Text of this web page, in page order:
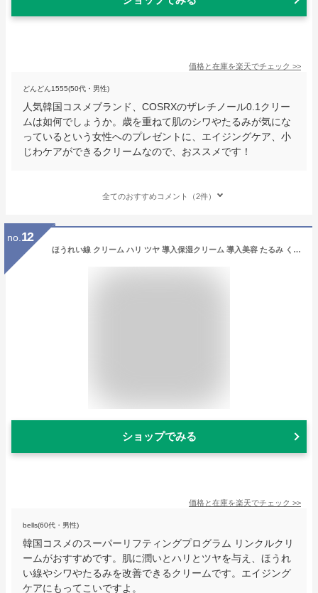
価格と在庫を楽天でチェック >>
どんどん1555(50代・男性)
人気韓国コスメブランド、COSRXのザレチノール0.1クリー
ムは如何でしょうか。歳を重ねて肌のシワやたるみが気にな
っているという女性へのプレゼントに、エイジングケア、小
じわケアができるクリームなので、おススメです！
全てのおすすめコメント（2件）
no. 12
ほうれい線 クリーム ハリ ツヤ 導入保湿クリーム 導入美容 たるみ くすみ 潤い リンクルクリーム シワ改善 エイジングケア リフトアップ スキンケア チューブタイプ 顔 毛穴 シワ ピーン WKクリーム 韓国コスメ
ショップでみる
価格と在庫を楽天でチェック >>
bells(60代・男性)
韓国コスメのスーパーリフティングプログラム リンクルクリ
ームがおすすめです。肌に潤いとハリとツヤを与え、ほうれ
い線やシワやたるみを改善できるクリームです。エイジング
ケアにもってこいですよ。